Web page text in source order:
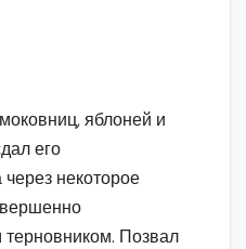
яблоней и
его
некоторое
Позвал